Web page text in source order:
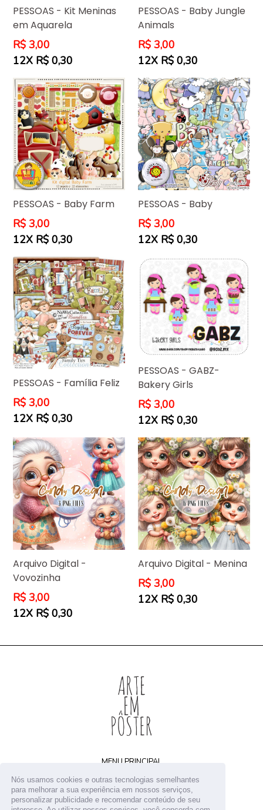
Nós usamos cookies e outras tecnologias semelhantes
para melhorar a sua experiência em nossos serviços,
personalizar publicidade e recomendar conteúdo de seu
PESSOAS - Kit Meninas
em Aquarela
Preço
normal
R$ 3,00
12X R$ 0,30
PESSOAS - Baby Jungle
Animals
Preço
normal
R$ 3,00
12X R$ 0,30
PESSOAS - Baby Farm
Preço
normal
R$ 3,00
12X R$ 0,30
PESSOAS - Baby
Preço
normal
R$ 3,00
12X R$ 0,30
PESSOAS - Família Feliz
Preço
normal
R$ 3,00
12X R$ 0,30
PESSOAS - GABZ-
Bakery Girls
Preço
normal
R$ 3,00
12X R$ 0,30
Arquivo Digital -
Vovozinha
Preço
normal
R$ 3,00
12X R$ 0,30
Arquivo Digital - Menina
Preço
normal
R$ 3,00
12X R$ 0,30
MENU PRINCIPAL
Home
Arquivos digitais
Receba novidades